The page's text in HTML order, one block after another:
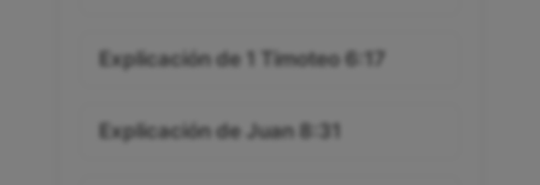
Explicación de 1 Timoteo 6:17
Explicación de Juan 8:31